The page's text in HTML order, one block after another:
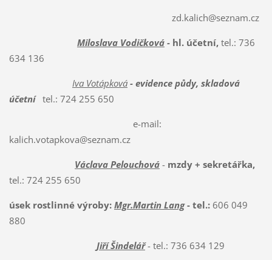
zd.kalich@seznam.cz
Miloslava Vodičková- hl. účetní,tel.: 736
634 136
Iva Votápková - evidence půdy, skladová
účetní tel.: 724 255 650
e-mail:
kalich.votapkova@seznam.cz
Václava Pelouchová- mzdy + sekretářka,
tel.: 724 255 650
úsek rostlinné výroby: Mgr.Martin Lang- tel.: 606 049
880
Jiří Šindelář- tel.: 736 634 129